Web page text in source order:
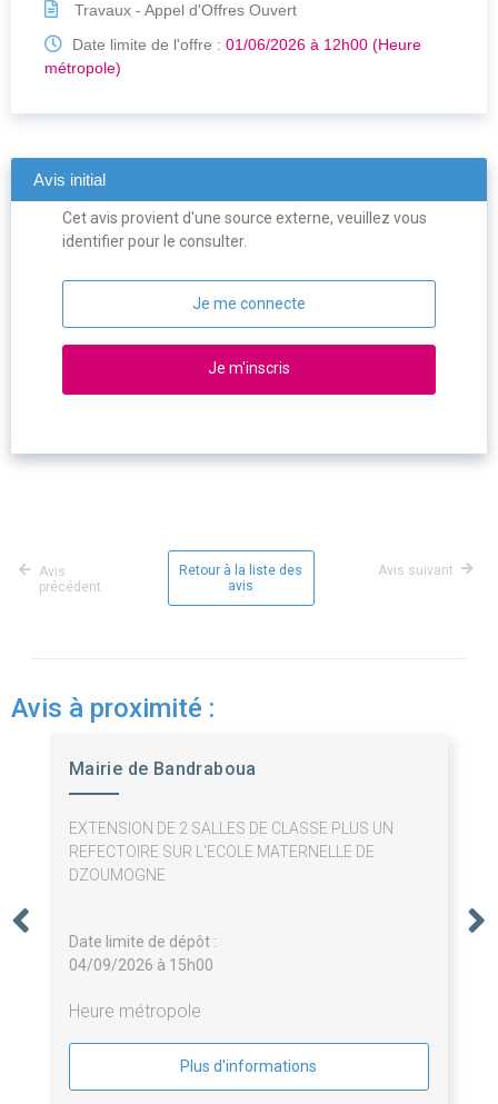
Travaux - Appel d'Offres Ouvert
Date limite de l'offre : 01/06/2026 à 12h00 (Heure
métropole)
Avis initial
Cet avis provient d'une source externe, veuillez vous
identifier pour le consulter.
Je me connecte
Je m'inscris
Avis
précédent
Retour à la liste des
avis
Avis suivant
Avis à proximité :
Mairie de Bandraboua
EXTENSION DE 2 SALLES DE CLASSE PLUS UN
REFECTOIRE SUR L'ECOLE MATERNELLE DE
DZOUMOGNE
Date limite de dépôt :
04/09/2026 à 15h00
Heure métropole
Plus d'informations